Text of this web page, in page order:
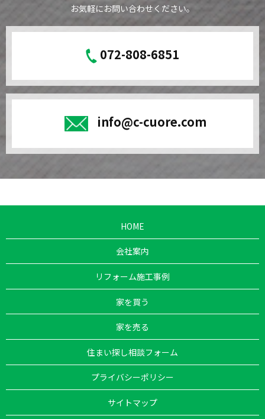
お気軽にお問い合わせください。
072-808-6851
info@c-cuore.com
HOME
会社案内
リフォーム施工事例
家を買う
家を売る
住まい探し相談フォーム
プライバシーポリシー
サイトマップ